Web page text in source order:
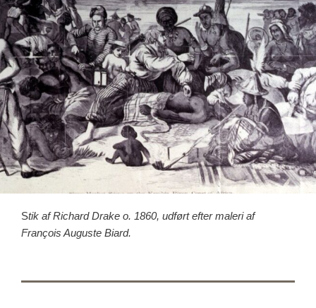
Stik af Richard Drake o. 1860, udført efter maleri af
François Auguste Biard.